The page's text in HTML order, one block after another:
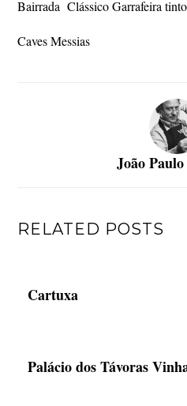
Bairrada Clássico Garrafeira
Caves Messias
João
RELATED POSTS
Cartuxa
Palácio dos Távoras